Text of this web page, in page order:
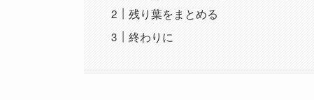
残り葉をまとめる
終わりに